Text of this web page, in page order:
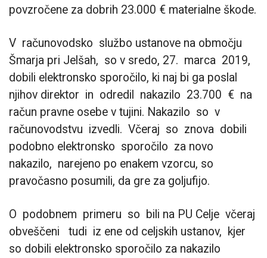
povzročene za dobrih 23.000 € materialne škode.
V računovodsko službo ustanove na območju
Šmarja pri Jelšah, so v sredo, 27. marca 2019,
dobili elektronsko sporočilo, ki naj bi ga poslal
njihov direktor in odredil nakazilo 23.700 € na
račun pravne osebe v tujini. Nakazilo so v
računovodstvu izvedli. Včeraj so znova dobili
podobno elektronsko sporočilo za novo
nakazilo, narejeno po enakem vzorcu, so
pravočasno posumili, da gre za goljufijo.
O podobnem primeru so bili na PU Celje včeraj
obveščeni tudi iz ene od celjskih ustanov, kjer
so dobili elektronsko sporočilo za nakazilo